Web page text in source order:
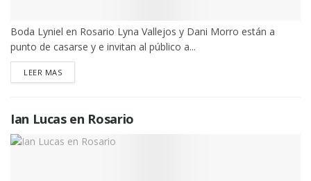
Boda Lyniel en Rosario Lyna Vallejos y Dani Morro están a
punto de casarse y e invitan al público a...
LEER MASDETAILS
Ian Lucas en Rosario